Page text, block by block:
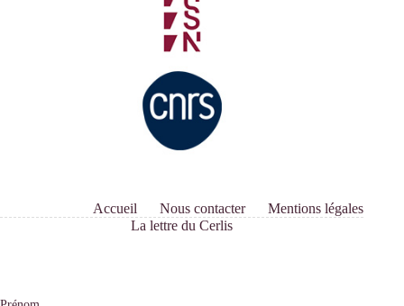
Accueil Nous contacter
Mentions légales
La lettre du Cerlis